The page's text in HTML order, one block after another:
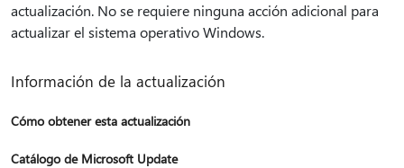
actualización. No se requiere ninguna acción adicional para
actualizar el sistema operativo Windows.
Información de la actualización
Cómo obtener esta actualización
Catálogo de Microsoft Update